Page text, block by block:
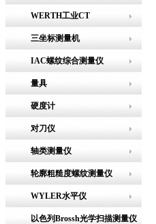
WERTH工业CT
三坐标测量机
IAC螺纹综合测量仪
量具
硬度计
对刀仪
轴类测量仪
轮廓粗糙度螺纹测量仪
WYLER水平仪
以色列Brossh光学扫描测量仪